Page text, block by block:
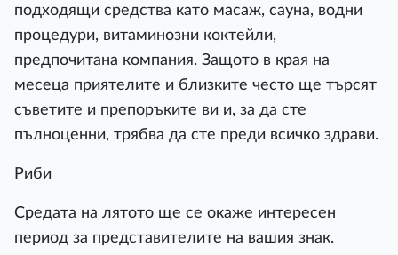
подходящи средства като масаж, сауна, водни
процедури, витаминозни коктейли,
предпочитана компания. Защото в края на
месеца приятелите и близките често ще търсят
съветите и препоръките ви и, за да сте
пълноценни, трябва да сте преди всичко здрави.
Риби
Средата на лятото ще се окаже интересен
период за представителите на вашия знак.